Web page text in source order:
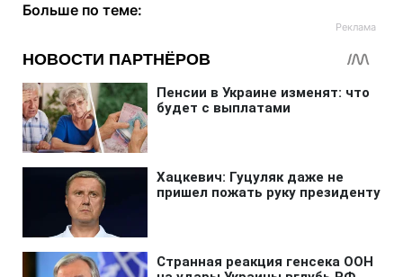
Больше по теме: